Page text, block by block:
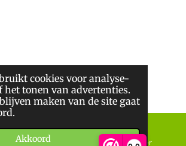
cookies voor analyse-
het tonen van advertenties.
maken van de site gaat
Akkoord Telefoonnummer